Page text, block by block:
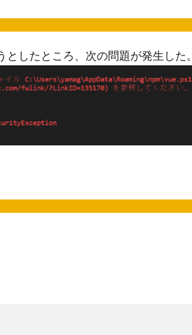
したところ、次の問題が発生した。